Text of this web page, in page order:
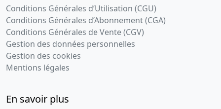
Conditions Générales d’Utilisation (CGU)
Conditions Générales d’Abonnement (CGA)
Conditions Générales de Vente (CGV)
Gestion des données personnelles
Gestion des cookies
Mentions légales
En savoir plus